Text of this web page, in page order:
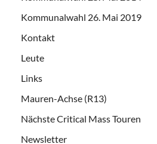
Kommunalwahl 26. Mai 2019
Kontakt
Leute
Links
Mauren-Achse (R13)
Nächste Critical Mass Touren
Newsletter